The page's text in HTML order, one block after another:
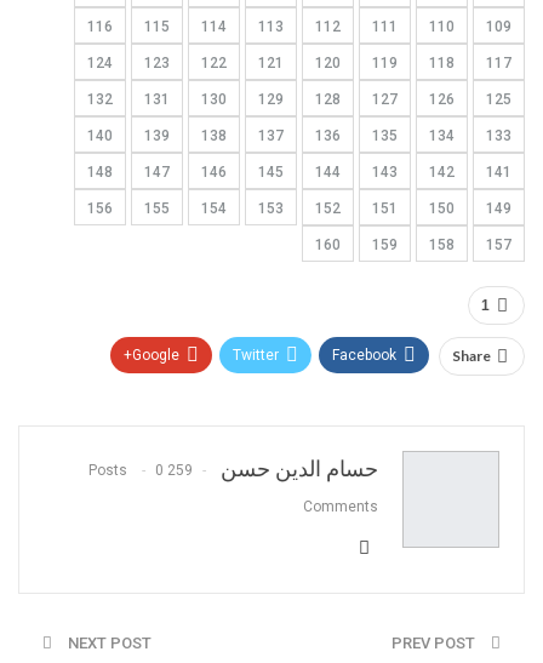
109
110
111
112
113
114
115
116
117
118
119
120
121
122
123
124
125
126
127
128
129
130
131
132
133
134
135
136
137
138
139
140
141
142
143
144
145
146
147
148
149
150
151
152
153
154
155
156
157
158
159
160
1
Share
Facebook
Twitter
Google+
حسام الدين حسن 259 Posts
0
Comments
NEXT POST